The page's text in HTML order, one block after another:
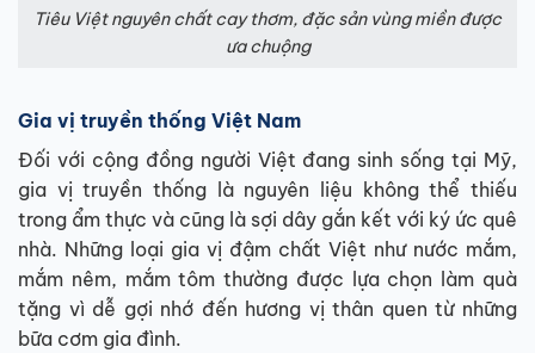
Tiêu Việt nguyên chất cay thơm, đặc sản vùng miền được
ưa chuộng
Gia vị truyền thống Việt Nam
Đối với cộng đồng người Việt đang sinh sống tại Mỹ,
gia vị truyền thống là nguyên liệu không thể thiếu
trong ẩm thực và cũng là sợi dây gắn kết với ký ức quê
nhà. Những loại gia vị đậm chất Việt như nước mắm,
mắm nêm, mắm tôm thường được lựa chọn làm quà
tặng vì dễ gợi nhớ đến hương vị thân quen từ những
bữa cơm gia đình.